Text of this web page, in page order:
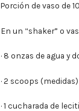
Porción de vaso de
En un “shaker” o
· 8 onzas de agua y
· 2 scoops
· 1 cucharada de